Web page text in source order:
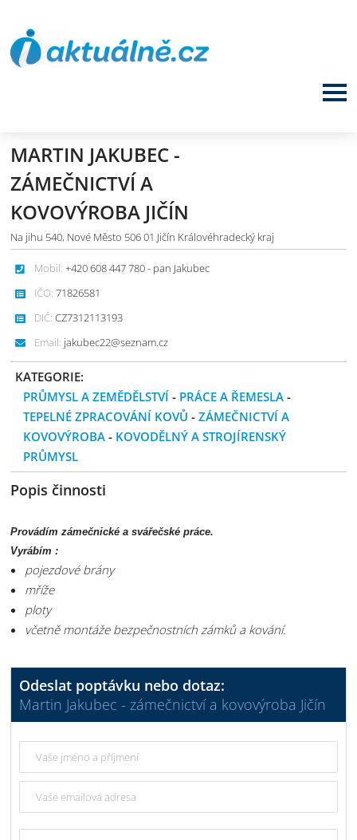
MARTIN JAKUBEC -
ZÁMEČNICTVÍ A
KOVOVÝROBA JIČÍN
Na jihu 540, Nové Město 506 01 Jičín Královéhradecký kraj
Mobil: +420 608 447 780 - pan Jakubec
IČO: 71826581
DIČ: CZ7312113193
Email: jakubec22@seznam.cz
KATEGORIE:
PRŮMYSL A ZEMĚDĚLSTVÍ - PRÁCE A ŘEMESLA -
TEPELNÉ ZPRACOVÁNÍ KOVŮ -ZÁMEČNICTVÍ A
KOVOVÝROBA - KOVODĚLNÝ A STROJÍRENSKÝ
PRŮMYSL
Popis činnosti
Provádím zámečnické a svářečské práce.
Vyrábím :
pojezdové brány
mříže
ploty
včetně montáže bezpečnostních zámků a kování.
Odeslat poptávku nebo dotaz:
Martin Jakubec - zámečnictví a kovovýroba Jičín